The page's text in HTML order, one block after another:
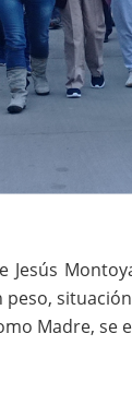
Jesús
Madre,